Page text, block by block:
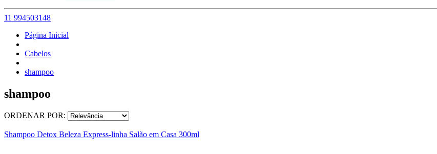
11 994503148
Página Inicial
Cabelos
shampoo
shampoo
ORDENAR POR:
Shampoo Detox Beleza Express-linha Salão em Casa 300ml